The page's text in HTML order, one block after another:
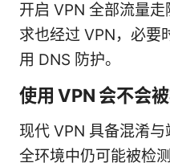
开启 VPN 全部流量
求也经过 VPN，必要
用 DNS 防护。
使用 VPN 会不会被
现代 VPN 具备混淆
全环境中仍可能被检